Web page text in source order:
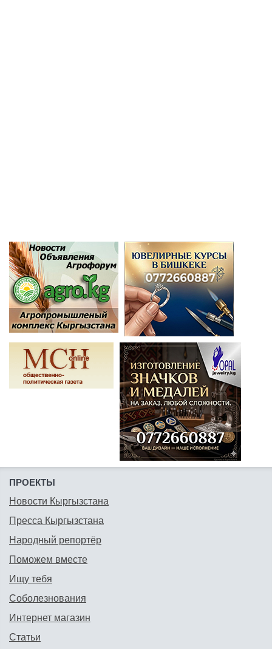
ПРОЕКТЫ
Новости Кыргызстана
Пресса Кыргызстана
Народный репортёр
Поможем вместе
Ищу тебя
Соболезнования
Интернет магазин
Статьи